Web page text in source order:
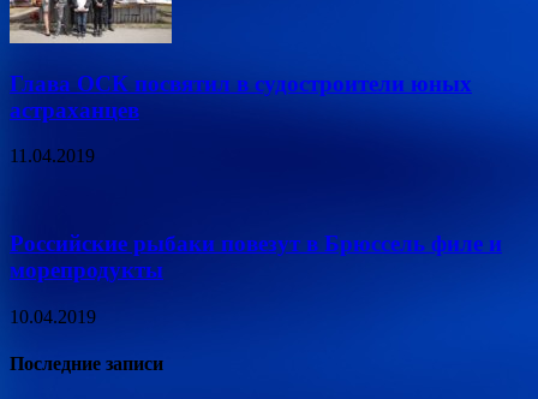
Глава ОСК посвятил в судостроители юных
астраханцев
11.04.2019
Российские рыбаки повезут в Брюссель филе и
морепродукты
10.04.2019
Последние записи